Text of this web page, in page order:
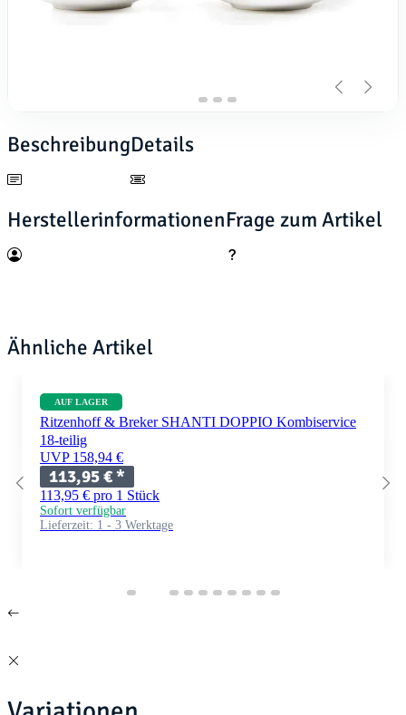
BeschreibungDetails
HerstellerinformationenFrage zum Artikel
Ähnliche Artikel
AUF LAGER
Ritzenhoff & Breker SHANTI DOPPIO Kombiservice
18-teilig
UVP 158,94 €
113,95 €*
113,95 € pro 1 Stück
Sofort verfügbar
Lieferzeit: 1 - 3 Werktage